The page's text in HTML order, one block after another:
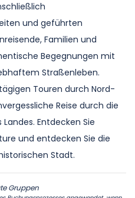
und geführten
Familien und
Begegnungen mit
Straßenleben.
Touren durch Nord-
Reise durch die
Entdecken Sie
und entdecken Sie die
Stadt.
Gruppen